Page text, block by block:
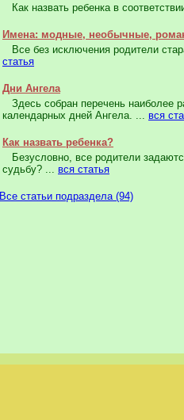
Как назвать ребенка в
Имена: модные, необычные,
Все без исключения родители
статья
Дни Ангела
Здесь собран перечень наиболее
календарных дней Ангела. ... вся
Как назвать ребенка?
Безусловно, все родители
судьбу? ... вся статья
Все статьи подраздела (94)